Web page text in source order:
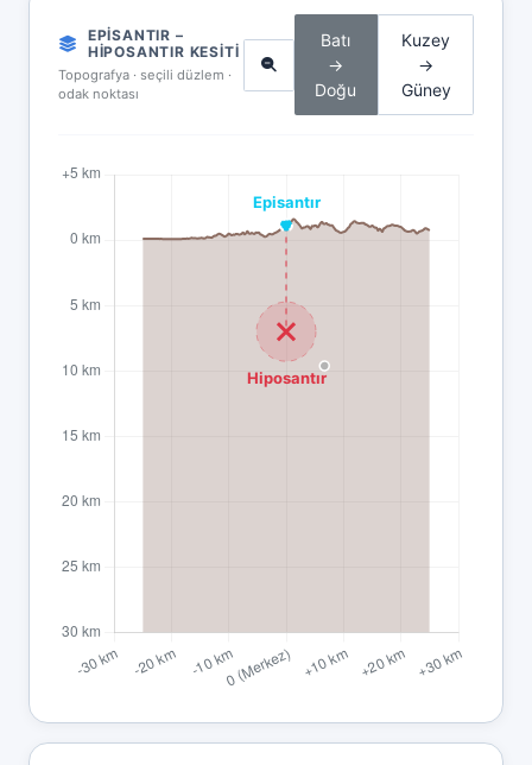
EPISANTIR –
HIPOSANTIR KESITI
Topografya · seçili düzlem ·
odak noktası
Batı
→
Doğu
Kuzey
→
Güney